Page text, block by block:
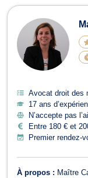
Avocat droit des
17 ans
N’accepte pas
Entre 180 € et
Premier rendez-
À propos : Maître